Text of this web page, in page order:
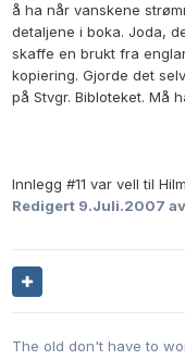
å ha når vanskene
detaljene i boka. Joda,
skaffe en brukt fra
kopiering. Gjorde det
på Stvgr. Bibloteket. Må
Innlegg #11 var vell til
Redigert 9.Juli.2007
The old don't have to